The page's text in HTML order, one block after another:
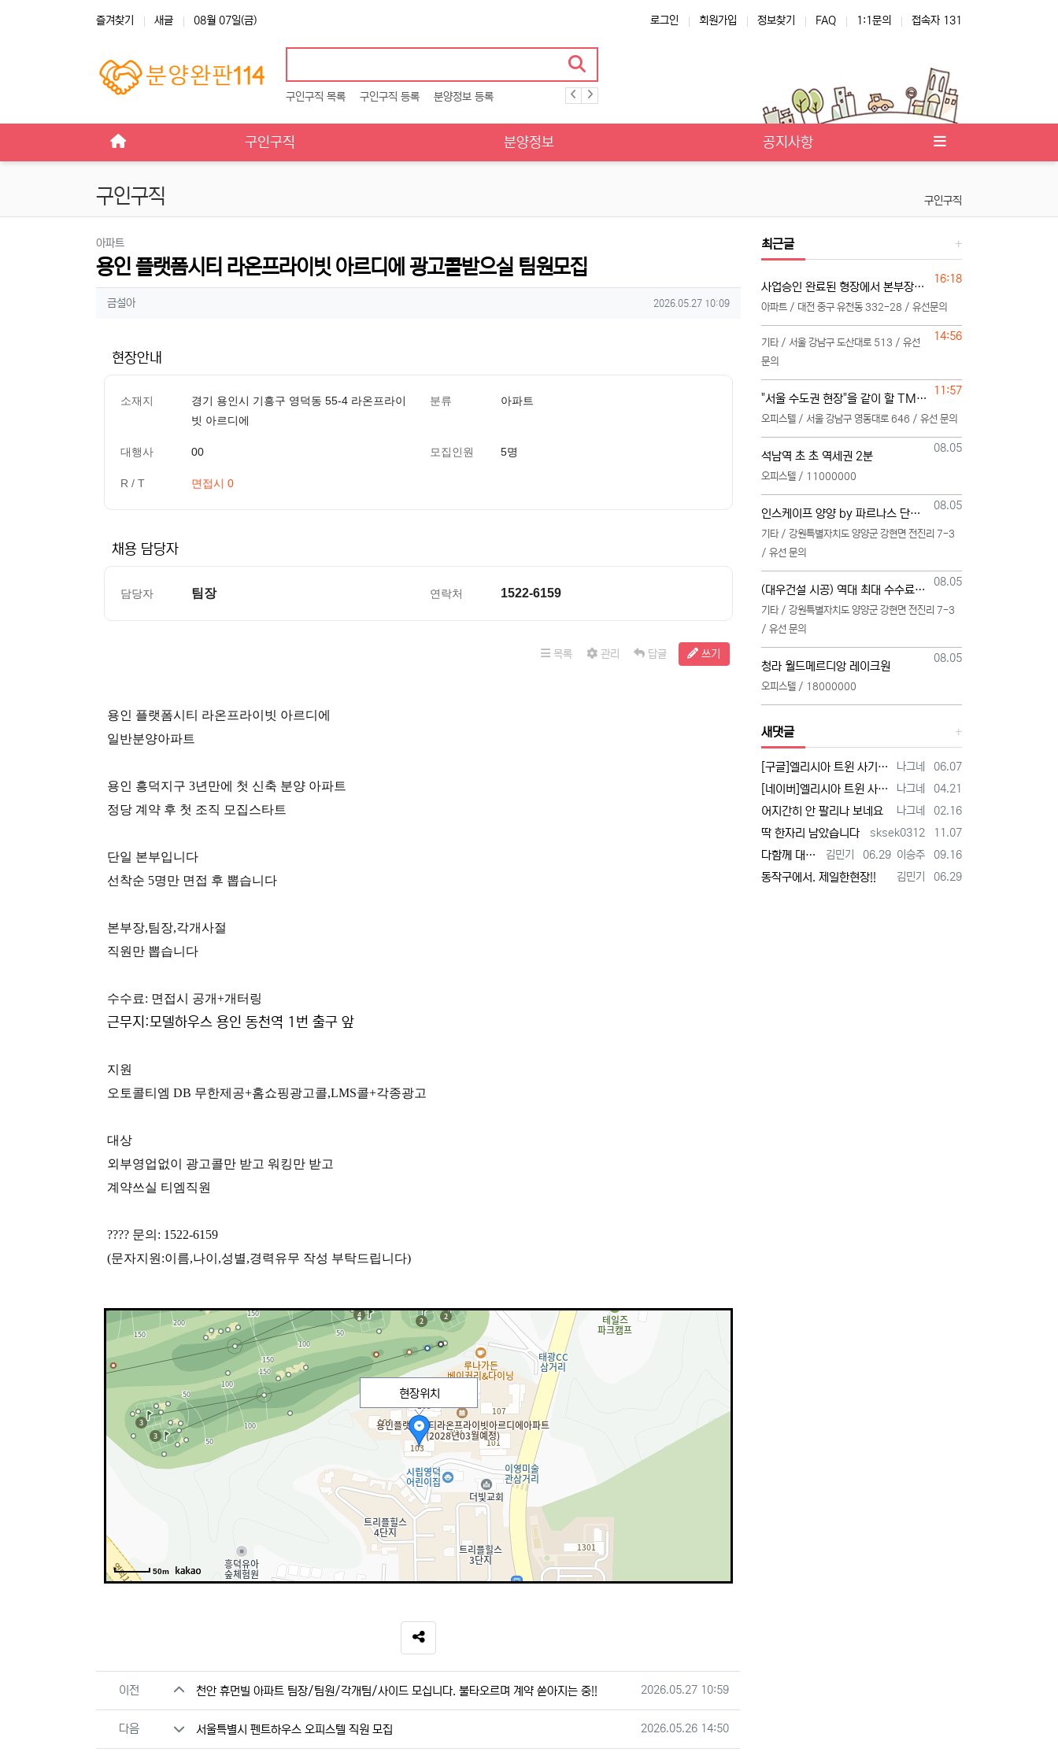
즐겨찾기 새글 08월 07일(금) 로그인 회원가입 정보찾기 FAQ 1:1문의 접속자 131
구인구직 목록 구인구직 등록 분양정보 등록
구인구직 분양정보 공지사항
구인구직 구인구직
아파트
용인 플랫폼시티 라온프라이빗 아르디에 광고콜받으실 팀원모집
작성자 정보
금설아작성 작성일
2026.05.27 10:09
현장안내
소재지
경기 용인시 기흥구 영덕동 55-4 라온프라이
빗 아르디에
분류 아파트
대행사 00 모집인원 5명
R / T 면접시 0
채용 담당자
담당자 팀장 연락처 1522-6159
목록 관리 답글 쓰기
본문
용인 플랫폼시티 라온프라이빗 아르디에
일반분양아파트
용인 흥덕지구 3년만에 첫 신축 분양 아파트
정당 계약 후 첫 조직 모집스타트
단일 본부입니다
선착순 5명만 면접 후 뽑습니다
본부장,팀장,각개사절
직원만 뽑습니다
수수료: 면접시 공개+개터링
근무지:모델하우스 용인 동천역 1번 출구 앞
지원
오토콜티엠 DB 무한제공+홈쇼핑광고콜,LMS콜+각종광고
대상
외부영업없이 광고콜만 받고 워킹만 받고
계약쓰실 티엠직원
???? 문의: 1522-6159
(문자지원:이름,나이,성별,경력유무 작성 부탁드립니다)
현장위치
50m
SNS 공유
관련자료
이전 천안 휴먼빌 아파트 팀장/팀원/각개팀/사이드 모십니다. 불타오르며 계약 쏟아지는 중!! 작성일
2026.05.27 10:59
다음 서울특별시 펜트하우스 오피스텔 직원 모집 작성일
2026.05.26 14:50
최근글
등록일
16:18
사업승인 완료된 형장에서 본부장님 모십니다
아파트 / 대전 중구 유천동 332-28 / 유선문의
등록일
14:56
기타 / 서울 강남구 도산대로 513 / 유선
문의
등록일
11:57
"서울 수도권 현장"을 같이 할 TM 단독 단일 영업본부 팀 선착순 모집
오피스텔 / 서울 강남구 영동대로 646 / 유선 문의
등록일
08.05
석남역 초 초 역세권 2분
오피스텔 / 11000000
등록일
08.05
인스케이프 양양 by 파르나스 단일 본부 모집
기타 / 강원특별자치도 양양군 강현면 전진리 7-3
/ 유선 문의
등록일
08.05
(대우건설 시공) 역대 최대 수수료 지급, 단독 단일 영업본부 선착순 모집 (팀,팀원 개별문의 가능)
기타 / 강원특별자치도 양양군 강현면 전진리 7-3
/ 유선 문의
등록일
08.05
청라 월드메르디앙 레이크원
오피스텔 / 18000000
새댓글
등록자
나그네 등록일
06.07
[구글]엘리시아 트윈 사기 - 검색
등록자
나그네 등록일
04.21
[네이버]엘리시아 트윈 사기 - 검색
등록자
나그네 등록일
02.16
어지간히 안 팔리나 보네요
등록자
sksek0312 등록일
11.07
딱 한자리 남았습니다
등록자
이승주 등록일
09.16
등록자
김민기 등록일
06.29
다함께 대박납니다.
등록자
김민기 등록일
06.29
동작구에서. 제일한현장!!